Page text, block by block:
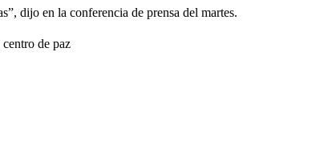
dijo en la conferencia de prensa del martes.
de paz